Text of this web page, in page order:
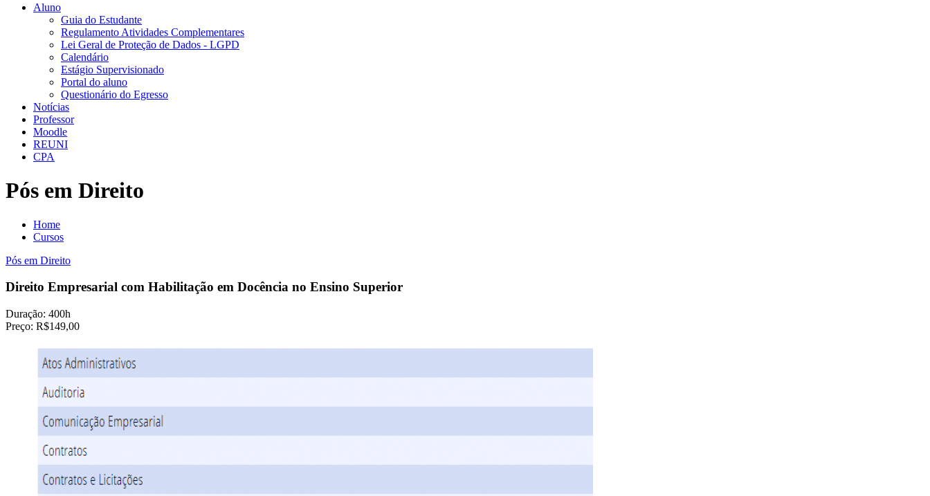
Aluno
Guia do Estudante
Regulamento Atividades Complementares
Lei Geral de Proteção de Dados - LGPD
Calendário
Estágio Supervisionado
Portal do aluno
Questionário do Egresso
Notícias
Professor
Moodle
REUNI
CPA
Pós em Direito
Home
Cursos
Pós em Direito
Direito Empresarial com Habilitação em Docência no Ensino Superior
Duração: 400h
Preço: R$149,00